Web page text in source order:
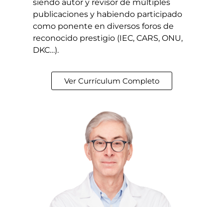
siendo autor y revisor de múltiples
publicaciones y habiendo participado
como ponente en diversos foros de
reconocido prestigio (IEC, CARS, ONU,
DKC…).
Ver Currículum Completo